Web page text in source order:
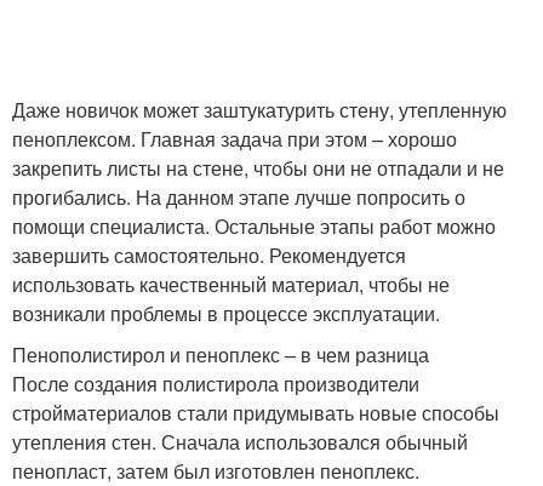
Даже новичок может заштукатурить стену, утепленную
пеноплексом. Главная задача при этом – хорошо
закрепить листы на стене, чтобы они не отпадали и не
прогибались. На данном этапе лучше попросить о
помощи специалиста. Остальные этапы работ можно
завершить самостоятельно. Рекомендуется
использовать качественный материал, чтобы не
возникали проблемы в процессе эксплуатации.
Пенополистирол и пеноплекс – в чем разница
После создания полистирола производители
стройматериалов стали придумывать новые способы
утепления стен. Сначала использовался обычный
пенопласт, затем был изготовлен пеноплекс.